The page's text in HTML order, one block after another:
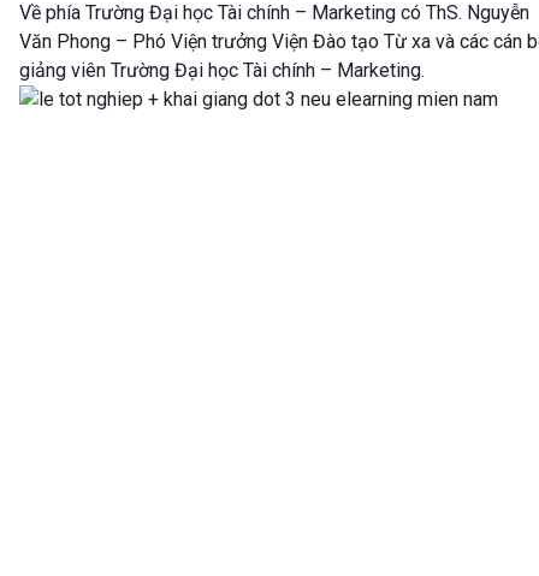
Về phía Trường Đại học Tài chính – Marketing có ThS. Nguyễn
Văn Phong – Phó Viện trưởng Viện Đào tạo Từ xa và các cán
giảng viên Trường Đại học Tài chính – Marketing.